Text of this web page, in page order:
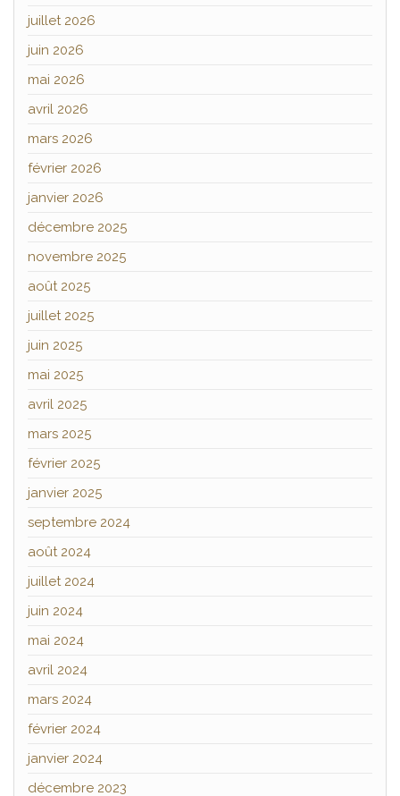
juillet 2026
juin 2026
mai 2026
avril 2026
mars 2026
février 2026
janvier 2026
décembre 2025
novembre 2025
août 2025
juillet 2025
juin 2025
mai 2025
avril 2025
mars 2025
février 2025
janvier 2025
septembre 2024
août 2024
juillet 2024
juin 2024
mai 2024
avril 2024
mars 2024
février 2024
janvier 2024
décembre 2023